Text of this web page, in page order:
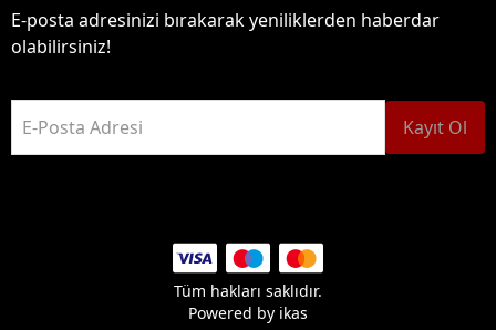
E-posta adresinizi bırakarak yeniliklerden haberdar
olabilirsiniz!
E-Posta Adresi Kayıt Ol
Tüm hakları saklıdır.
Powered by ikas